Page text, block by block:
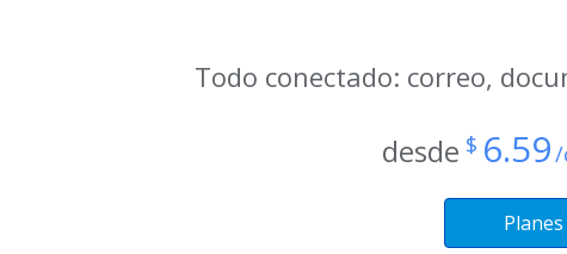
Todo conectado: correo,
desde $ 6.59/
Planes